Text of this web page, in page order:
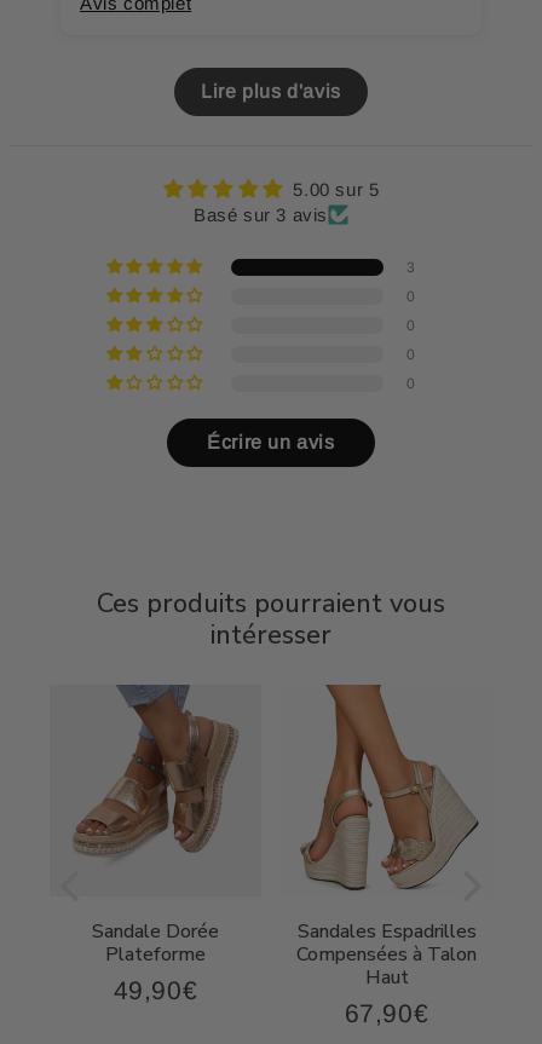
Lire plus d'avis
5.00 sur 5
Basé sur 3 avis
3
0
0
0
0
Écrire un avis
Ces produits pourraient vous
intéresser
Sandale Dorée
Plateforme
Prix
49,90€
Sandales Espadrilles
Compensées à Talon
Haut
Prix
67,90€